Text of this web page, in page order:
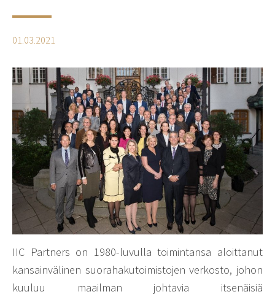
01.03.2021
IIC Partners on 1980-luvulla toimintansa aloittanut
kansainvälinen suorahakutoimistojen verkosto, johon
kuuluu maailman johtavia itsenäisiä